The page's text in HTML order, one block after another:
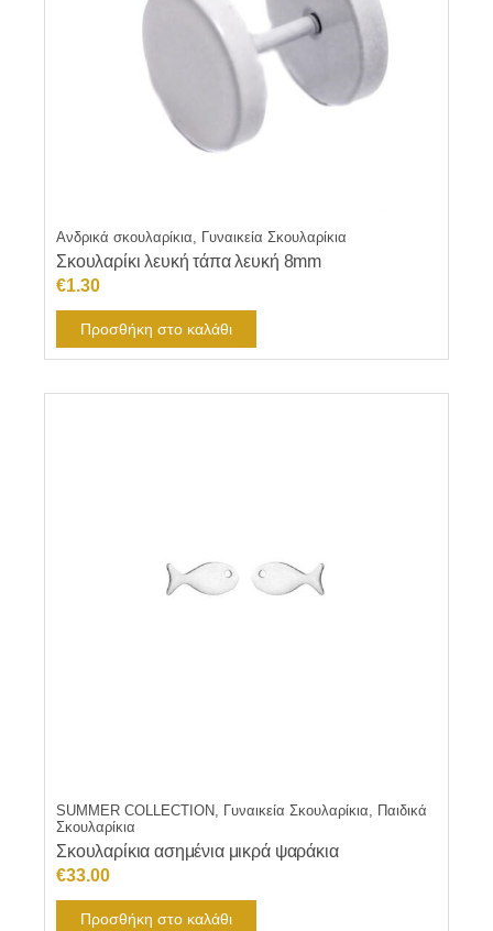
Ανδρικά σκουλαρίκια, Γυναικεία Σκουλαρίκια
Σκουλαρίκι λευκή τάπα λευκή 8mm
€1.30
Προσθήκη στο καλάθι
SUMMER COLLECTION, Γυναικεία Σκουλαρίκια, Παιδικά
Σκουλαρίκια
Σκουλαρίκια ασημένια μικρά ψαράκια
€33.00
Προσθήκη στο καλάθι